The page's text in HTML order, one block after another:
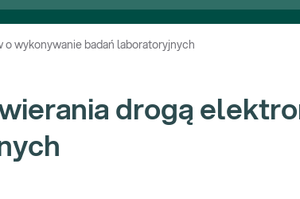
o wykonywanie badań laboratoryjnych
drogą